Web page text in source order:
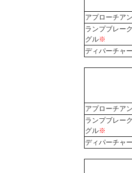
アプローチア
ランプブレー
グル※
ディパーチャ
アプローチア
ランプブレー
グル※
ディパーチャ